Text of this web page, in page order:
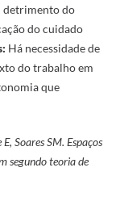
detrimento do
do cuidado
Há necessidade de
do trabalho em
que
Soares SM. Espaços
segundo teoria de